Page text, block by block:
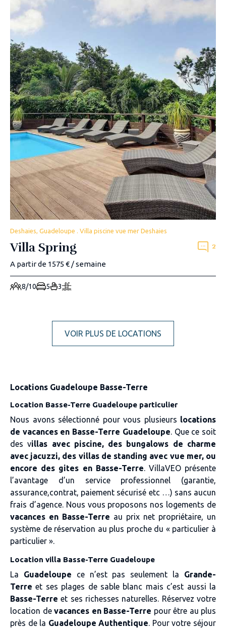
Deshaies, Guadeloupe . Villa piscine vue mer Deshaies
Villa Spring 2
A partir de 1575 € / semaine
8/10 5 3
VOIR PLUS DE LOCATIONS
Locations Guadeloupe Basse-Terre
Location Basse-Terre Guadeloupe particulier
Nous avons sélectionné pour vous plusieurs locations
de vacances en Basse-Terre Guadeloupe. Que ce soit
des villas avec piscine, des bungalows de charme
avec jacuzzi, des villas de standing avec vue mer, ou
encore des gites en Basse-Terre. VillaVEO présente
l’avantage d’un service professionnel (garantie,
assurance,contrat, paiement sécurisé etc …) sans aucun
frais d’agence. Nous vous proposons nos logements de
vacances en Basse-Terre au prix net propriétaire, un
système de réservation au plus proche du « particulier à
particulier ».
Location villa Basse-Terre Guadeloupe
La Guadeloupe ce n’est pas seulement la Grande-
Terre et ses plages de sable blanc mais c’est aussi la
Basse-Terre et ses richesses naturelles. Réservez votre
location de vacances en Basse-Terre pour être au plus
près de la Guadeloupe Authentique. Pour votre séjour